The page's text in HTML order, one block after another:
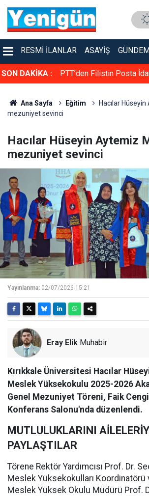
RESMI İLANLAR ASAYIŞ
SON DAKİKA :
altına alma PTT’den Filistin Posta
Ana Sayfa Eğitim
Hacılar
mezuniyet sevinci
Hacılar Hüseyin Aytemiz
mezuniyet sevinci
Yayınlanma: 02/07/2026 15:21
Eray Elik Muhabir
Kırıkkale Üniversitesi Hacılar
Meslek Yüksekokulu 2025-2026
Genel Mezuniyet Töreni, Faik
Konferans Salonu'nda düzenlendi.
MUTLULUKLARINI
PAYLAŞTILAR
Törene Rektör Yardımcısı Prof. Dr.
Meslek Yüksekokulları Koordinatörü
Meslek Yüksek Okulu Müdürü Prof.